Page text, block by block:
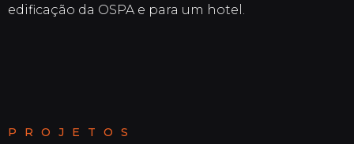
edificação da OSPA e para um hotel.
PROJETOS